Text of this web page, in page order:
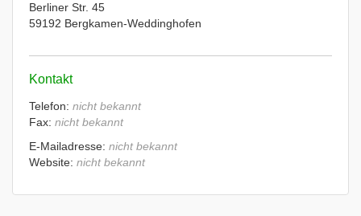
Berliner Str. 45
59192 Bergkamen-Weddinghofen
Kontakt
Telefon: nicht bekannt
Fax: nicht bekannt
E-Mailadresse: nicht bekannt
Website: nicht bekannt